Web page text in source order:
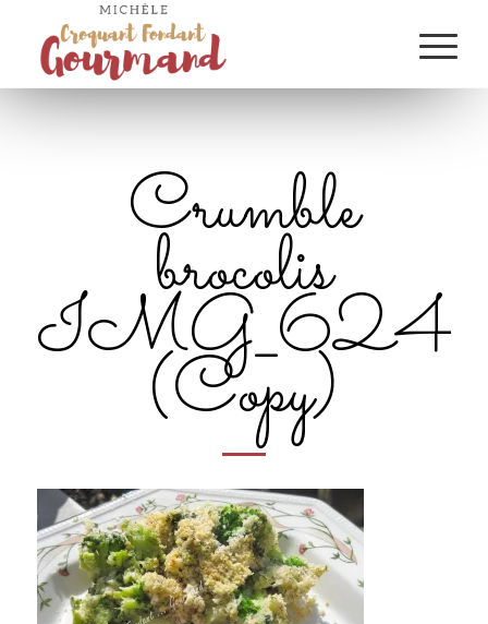
Crumble
brocolis
(Copy)